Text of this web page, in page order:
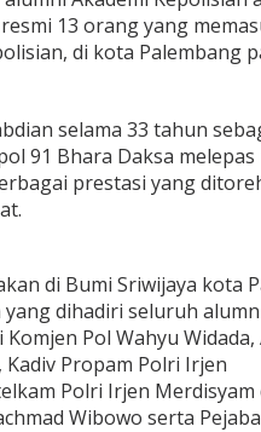
13 orang yang
di kota Palembang
selama 33 tahun
91 Bhara Daksa melepas
prestasi yang
di Bumi Sriwijaya kota
dihadiri seluruh
Pol Wahyu Widada,
Propam Polri Irjen
Polri Irjen Merdisyam
Wibowo serta